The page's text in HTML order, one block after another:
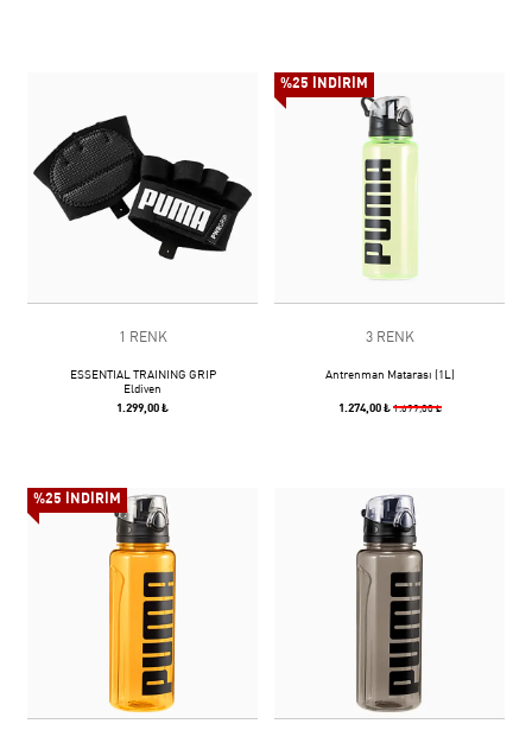
1 RENK
ESSENTIAL TRAINING GRIP
Eldiven
1.299,00 ₺
%25 İNDİRİM
3 RENK
Antrenman Matarası (1L)
1.274,00 ₺ 1.699,00 ₺
%25 İNDİRİM